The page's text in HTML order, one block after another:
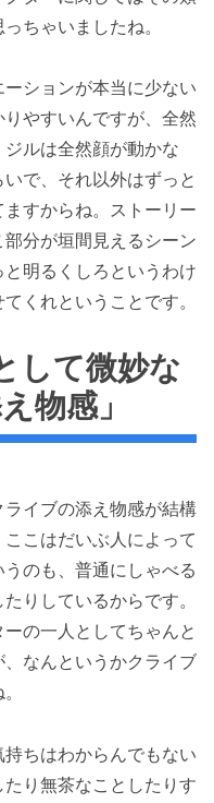
ちゃいましたね。
ションが本当に少ない
やすいんですが、全然
ルは全然顔が動かな
で、それ以外はずっと
すからね。ストーリー
分が垣間見えるシーン
明るくしろというわけ
くれということです。
して微妙な
物感」
イブの添え物感が結構
こはだいぶ人によって
のも、普通にしゃべる
りしているからです。
の一人としてちゃんと
なんというかクライブ
ちはわからんでもない
り無茶なことしたりす